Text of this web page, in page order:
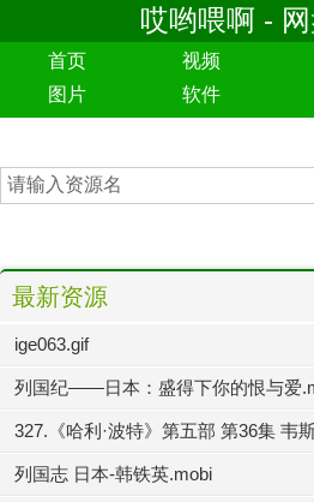
哎哟喂啊 -
首页 视频
图片
软件
最新资源
ige063.gif
列国纪——日本：盛得下你的恨与爱
327.《哈利·波特》第五部 第36集 韦
列国志 日本-韩铁英.mobi